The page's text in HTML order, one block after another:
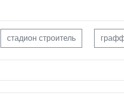
стадион строитель